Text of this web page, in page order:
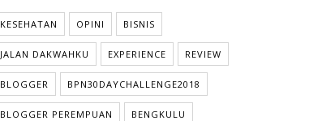
KESEHATAN OPINI BISNIS
JALAN DAKWAHKU EXPERIENCE REVIEW
BLOGGER BPN30DAYCHALLENGE2018
BLOGGER PEREMPUAN BENGKULU